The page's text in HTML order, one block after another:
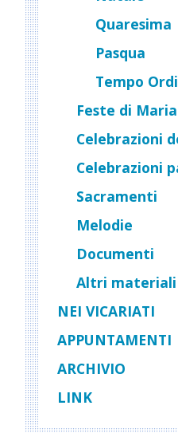
Quaresima
Pasqua
Tempo
Feste di
Celebrazioni
Celebrazioni
Sacramenti
Melodie
Documenti
Altri materiali
NEI VICARIATI
APPUNTAMENTI
ARCHIVIO
LINK